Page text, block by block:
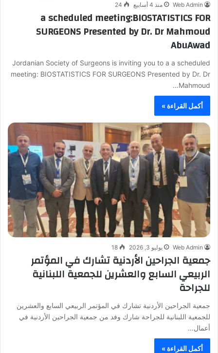
Web Admin منذ 4 أسابيع 24
a scheduled meeting:BIOSTATISTICS FOR
SURGEONS Presented by Dr. Dr Mahmoud
AbuAwad
Jordanian Society of Surgeons is inviting you to a a scheduled
meeting: BIOSTATISTICS FOR SURGEONS Presented by Dr. Dr
Mahmoud…
أكمل القراءة »
Web Admin يوليو 3, 2026 18
جمعية الجراحين الأردنية تشارك في المؤتمر
الربيعي السابع والعشرين للجمعية اللبنانية
للجراحة
جمعية الجراحين الأردنية تشارك في المؤتمر الربيعي السابع والعشرين
للجمعية اللبنانية للجراحة شارك وفد من جمعية الجراحين الأردنية في
أعمال…
أكمل القراءة »